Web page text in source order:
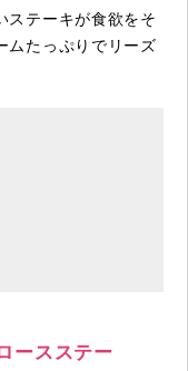
ステーキが食欲をそ
ムたっぷりでリーズ
ースステー